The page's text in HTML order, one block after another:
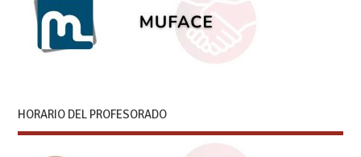
HORARIO DEL PROFESORADO